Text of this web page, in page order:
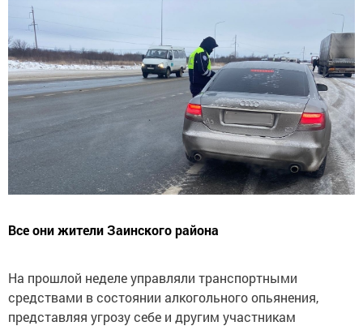
Все они жители Заинского района
На прошлой неделе управляли транспортными
средствами в состоянии алкогольного опьянения,
представляя угрозу себе и другим участникам